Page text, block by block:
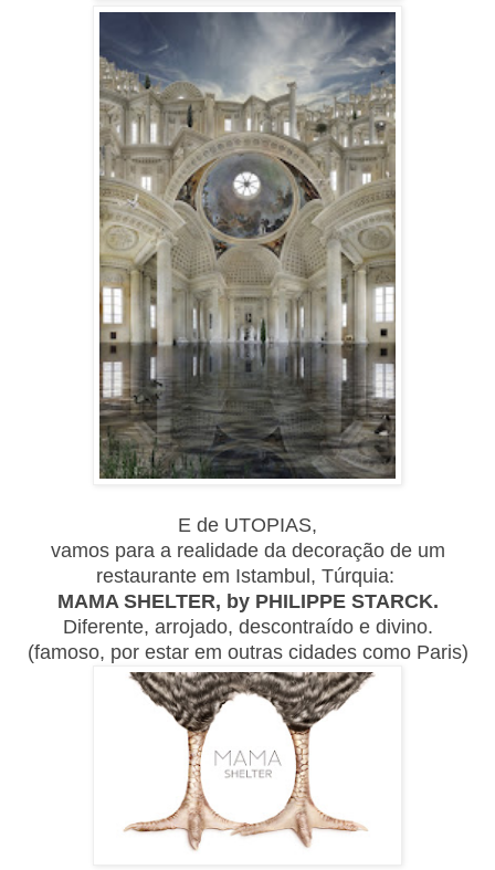
E de UTOPIAS,
vamos para a realidade da decoração de um
restaurante em Istambul, Túrquia:
MAMA SHELTER, by PHILIPPE STARCK.
Diferente, arrojado, descontraído e divino.
(famoso, por estar em outras cidades como Paris)